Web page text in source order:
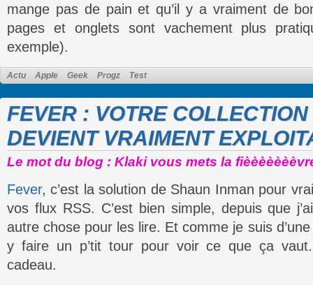
mange pas de pain et qu’il y a vraiment de
pages et onglets sont vachement plus
exemple).
Actu Apple Geek Progz Test
FEVER : VOTRE
DEVIENT VRAIMENT
Le mot du blog : Klaki vous mets la
Fever, c’est la solution de Shaun Inman pour
vos flux RSS. C’est bien simple, depuis que
autre chose pour les lire. Et comme je suis
y faire un p’tit tour pour voir ce que ça vaut.
cadeau.